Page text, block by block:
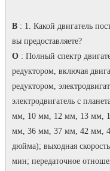
В: 1. Какой двигатель
вы предоставляете?
О: Полный спектр
редуктором, включая
редуктором,
электродвигатель с
мм, 10 мм, 12 мм, 13 мм,
мм, 36 мм, 37 мм, 42 мм,
дюйма); выходная
мин; передаточное